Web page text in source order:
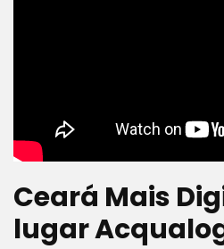
Ceará Mais
lugar